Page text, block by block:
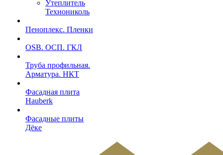
Утеплитель
Технониколь
Пеноплекс. Пленки
OSB. ОСП. ГКЛ
Труба профильная.
Арматура. НКТ
Фасадная плита
Hauberk
Фасадные плиты
Дёке